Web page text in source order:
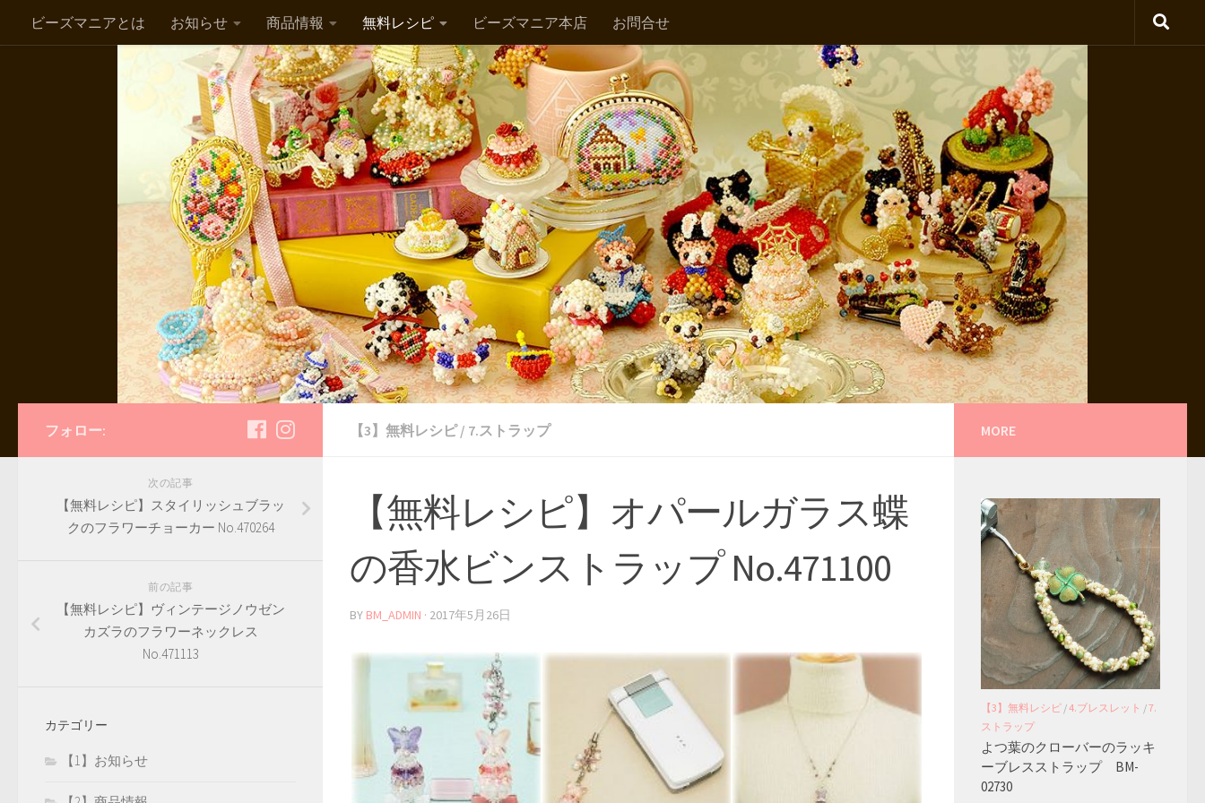
ビーズマニアとは お知らせ 商品情報 無料レシピ ビーズマニア本店 お問合せ
【3】無料レシピ / 7.ストラップ
【無料レシピ】オパールガラス蝶
の香水ビンストラップ No.471100
BY BM_ADMIN · 2017年5月26日
フォロー:
次の記事
【無料レシピ】スタイリッシュブラッ
クのフラワーチョーカー No.470264
前の記事
【無料レシピ】ヴィンテージノウゼン
カズラのフラワーネックレス
No.471113
カテゴリー
【1】お知らせ
MORE
【3】無料レシピ /4.ブレスレット /7.
ストラップ
よつ葉のクローバーのラッキ
ーブレスストラップ BM-
02730